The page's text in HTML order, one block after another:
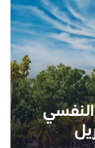
للطب النفسي
20 أبريل